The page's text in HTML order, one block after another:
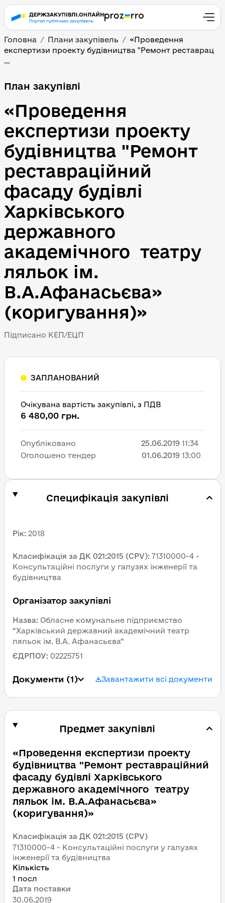
Головна Плани закупівель
«Проведення
експертизи проекту будівництва "Ремонт реставрац
...
План закупівлі
«Проведення
експертизи проекту
будівництва "Ремонт
реставраційний
фасаду будівлі
Харківського
державного
академічного  театру
ляльок ім.
В.А.Афанасьєва»
(коригування)»
Підписано КЕП/ЕЦП
Специфікація закупівлі
Рік: 2018
Класифікація за ДК 021:2015 (CPV): 71310000-4 -
Консультаційні послуги у галузях інженерії та
будівництва
Організатор закупівлі
Назва: Обласне комунальне підприємство
“Харківський державний академічний театр
ляльок ім. В.А. Афанасьєва“
ЄДРПОУ: 02225751
Документи (1) Завантажити всі документи
Предмет закупівлі
«Проведення експертизи проекту
будівництва "Ремонт реставраційний
фасаду будівлі Харківського
державного академічного  театру
ляльок ім. В.А.Афанасьєва»
(коригування)»
Класифікація за ДК 021:2015 (CPV)
71310000-4 - Консультаційні послуги у галузях
інженерії та будівництва
Кількість
1 посл
Дата поставки
30.06.2019
ЗАПЛАНОВАНИЙ
Очікувана вартість закупівлі, з ПДВ
6 480,00 грн.
Опубліковано 25.06.2019 11:34
Оголошено тендер
01.06.2019 13:00